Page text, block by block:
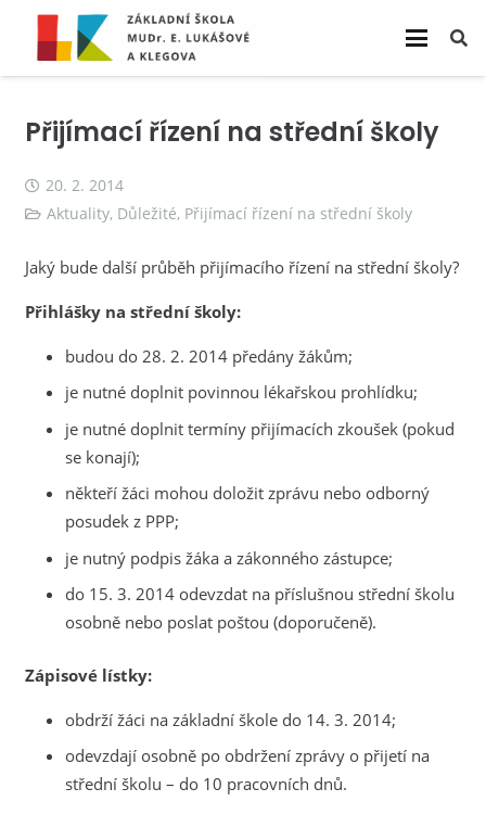
Přijímací řízení na střední školy
20. 2. 2014
Aktuality, Důležité, Přijímací řízení na střední školy
Jaký bude další průběh přijímacího řízení na střední školy?
Přihlášky na střední školy:
budou do 28. 2. 2014 předány žákům;
je nutné doplnit povinnou lékařskou prohlídku;
je nutné doplnit termíny přijímacích zkoušek (pokud
se konají);
někteří žáci mohou doložit zprávu nebo odborný
posudek z PPP;
je nutný podpis žáka a zákonného zástupce;
do 15. 3. 2014 odevzdat na příslušnou střední školu
osobně nebo poslat poštou (doporučeně).
Zápisové lístky:
obdrží žáci na základní škole do 14. 3. 2014;
odevzdají osobně po obdržení zprávy o přijetí na
střední školu – do 10 pracovních dnů.